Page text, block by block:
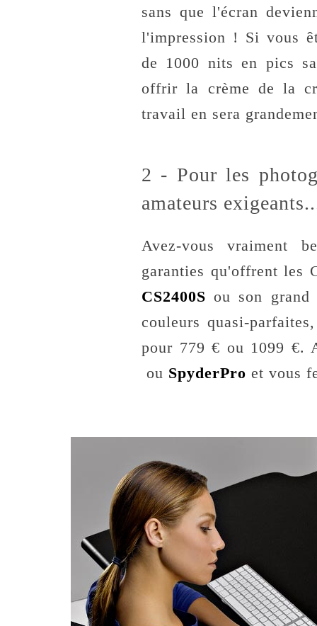
sans que l'écran
l'impression ! Si vous
de 1000 nits en pics
offrir la crème de la
travail en sera
2 - Pour les
amateurs
Avez-vous vraiment
garanties qu'offrent les
CS2400S ou son
couleurs quasi-
pour 779 € ou 1099 €.
ou SpyderPro et vous